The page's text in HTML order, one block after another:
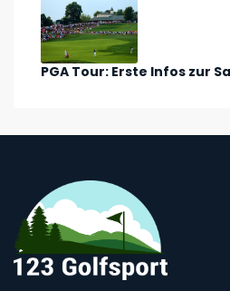
PGA Tour: Erste Infos zur